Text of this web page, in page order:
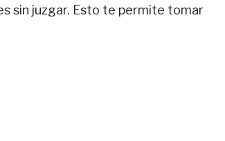
sin juzgar. Esto te permite tomar